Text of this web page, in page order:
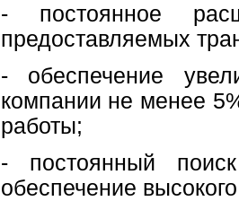
- постоянное
предоставляемых
- обеспечение
компании не менее
работы;
- постоянный
обеспечение